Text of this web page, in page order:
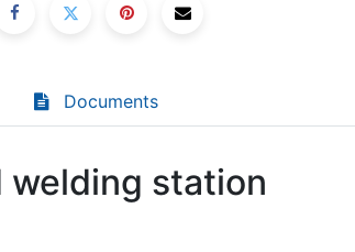
Documents
welding station